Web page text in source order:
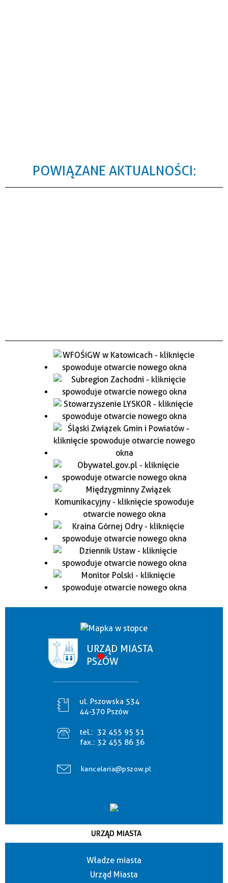
POWIĄZANE AKTUALNOŚCI:
URZĄD MIASTA
PSZÓW
ul. Pszowska 534
44-370 Pszów
tel.: 32 455 95 51
fax.: 32 455 86 36
kancelaria@pszow.pl
URZĄD MIASTA
Władze miasta
Urząd Miasta